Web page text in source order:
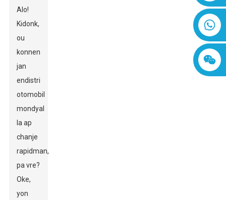
Alo!
Kidonk,
ou
konnen
jan
endistri
otomobil
mondyal
la ap
chanje
rapidman,
pa vre?
Oke,
yon